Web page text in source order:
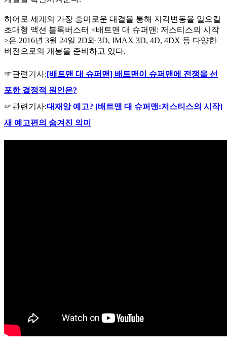
히어로 세계의 가장 흥미로운 대결을 통해 지각변동을 일으킬
초대형 액션 블록버스터 <배트맨 대 슈퍼맨: 저스티스의 시작
>은 2016년 3월 24일 2D와 3D, IMAX 3D, 4D, 4DX 등 다양한
버전으로의 개봉을 준비하고 있다.
☞관련기사:[배트맨 대 슈퍼맨] 배트맨이 슈퍼맨에 전쟁을 선
포한 결정적 원인은?
☞관련기사:대재앙 예고? [배트맨 대 슈퍼맨:저스티스의 시작]
새 예고편의 숨겨진 의미